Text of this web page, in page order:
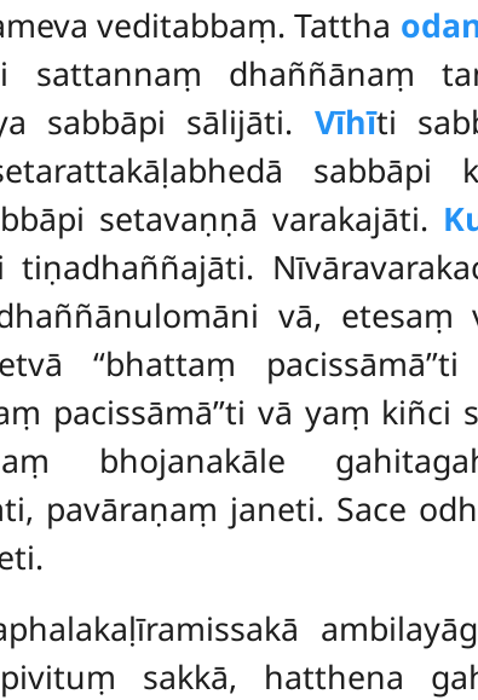
veditabbaṃ. Tattha
sattannaṃ dhaññānaṃ
sabbāpi sālijāti. Vīhīti
sabbāpi
setavaṇṇā varakajāti.
tiṇadhaññajāti.
vā, etesaṃ
‘‘bhattaṃ
pacissāmā’’ti vā yaṃ
bhojanakāle
pavāraṇaṃ janeti. Sace
sakkā, hatthena